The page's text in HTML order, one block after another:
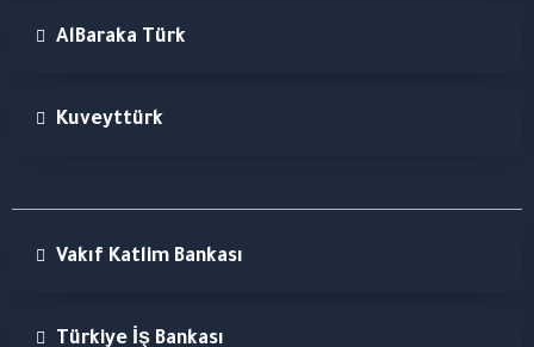
AlBaraka Türk
Kuveyttürk
Vakıf Katlim Bankası
Türkiye İş Bankası